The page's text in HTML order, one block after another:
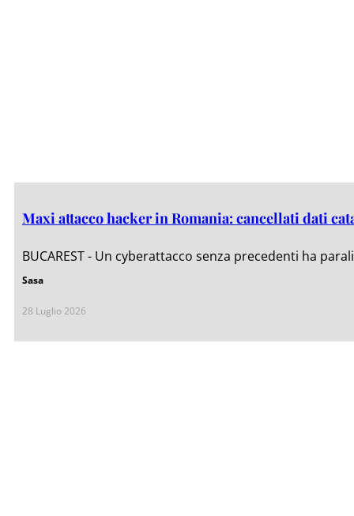
Maxi attacco hacker in Romania: cancellati dati
BUCAREST - Un cyberattacco senza precedenti ha
Sasa
28 Luglio 2026